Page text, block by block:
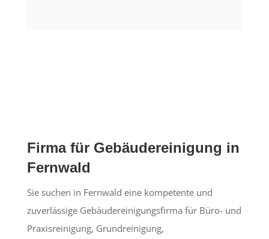
Firma für Gebäudereinigung in
Fernwald
Sie suchen in Fernwald eine kompetente und
zuverlässige Gebäudereinigungsfirma für Büro- und
Praxisreinigung, Grundreinigung,